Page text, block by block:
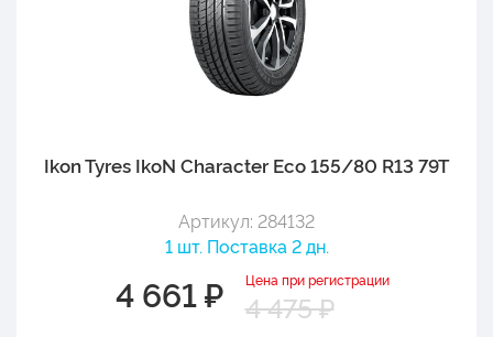
Ikon Tyres IkoN Character Eco 155/80 R13 79T
Артикул: 284132
1 шт. Поставка 2 дн.
4 661 ₽ Цена при регистрации
4 475 ₽